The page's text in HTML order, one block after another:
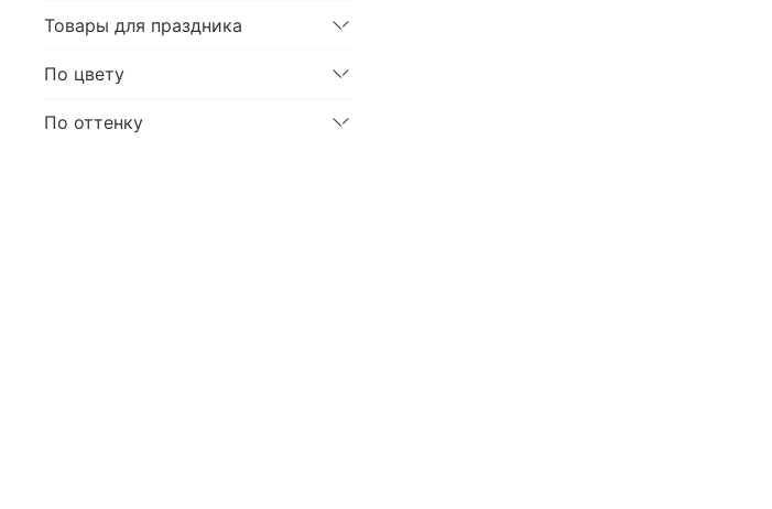
Товары для праздника
По цвету
По оттенку